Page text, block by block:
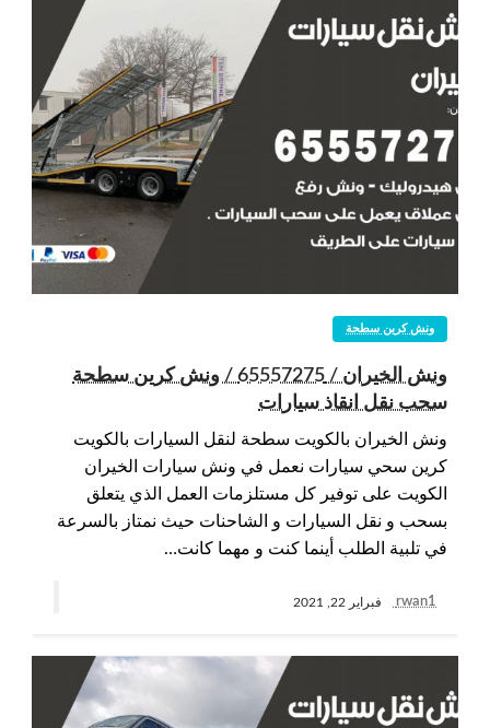
ونش كرين سطحة
ونش الخيران / 65557275 / ونش كرين سطحة
سحب نقل انقاذ سيارات
ونش الخيران بالكويت سطحة لنقل السيارات بالكويت
كرين سحي سيارات نعمل في ونش سيارات الخيران
الكويت على توفير كل مستلزمات العمل الذي يتعلق
بسحب و نقل السيارات و الشاحنات حيث نمتاز بالسرعة
في تلبية الطلب أينما كنت و مهما كانت…
rwan1 فبراير 22, 2021